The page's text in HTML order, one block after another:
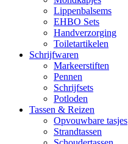
Lippenbalsems
EHBO Sets
Handverzorging
Toiletartikelen
Schrijfwaren
Markeerstiften
Pennen
Schrijfsets
Potloden
Tassen & Reizen
Opvouwbare tasjes
Strandtassen